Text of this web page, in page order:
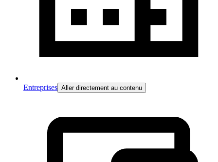
Entreprises Aller directement au contenu